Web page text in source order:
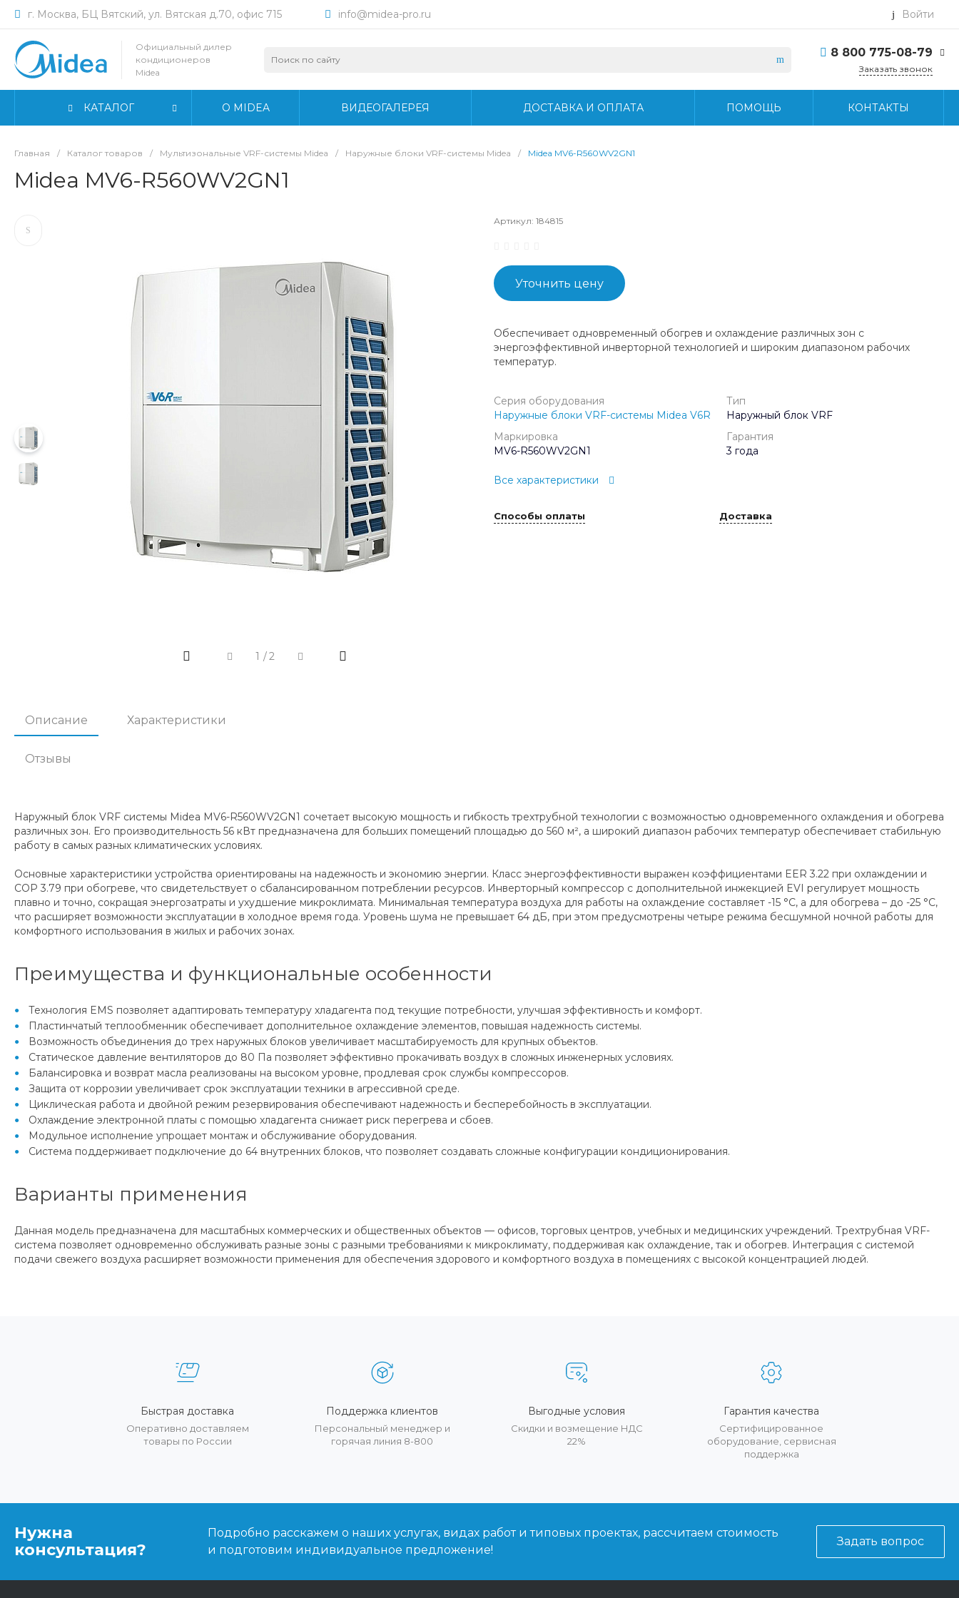
г. Москва, БЦ Вятский, ул. Вятская д.70, офис 715 info@midea-pro.ru Войти
Официальный дилер
кондиционеров
Midea
8 800 775-08-79
г. Москва, БЦ Вятский,
Заказать звонок
КАТАЛОГ О MIDEA ВИДЕОГАЛЕРЕЯ ДОСТАВКА И ОПЛАТА ПОМОЩЬ КОНТАКТЫ
Главная / Каталог товаров / Мультизональные VRF-системы Midea / Наружные блоки VRF-системы Midea / Midea MV6-R560WV2GN1
Midea MV6-R560WV2GN1
1 /2
Артикул: 184815
Уточнить цену
Обеспечивает одновременный обогрев и охлаждение различных зон с
энергоэффективной инверторной технологией и широким диапазоном рабочих
температур.
Серия оборудования
Наружные блоки VRF-системы Midea V6R
Тип
Наружный блок VRF
Маркировка
MV6-R560WV2GN1
Гарантия
3 года
Все характеристики
Способы оплаты Доставка
Описание Характеристики
Отзывы
Наружный блок VRF системы Midea MV6-R560WV2GN1 сочетает высокую мощность и гибкость трехтрубной технологии с возможностью одновременного охлаждения и обогрева
различных зон. Его производительность 56 кВт предназначена для больших помещений площадью до 560 м², а широкий диапазон рабочих температур обеспечивает стабильную
работу в самых разных климатических условиях.
Основные характеристики устройства ориентированы на надежность и экономию энергии. Класс энергоэффективности выражен коэффициентами EER 3.22 при охлаждении и
COP 3.79 при обогреве, что свидетельствует о сбалансированном потреблении ресурсов. Инверторный компрессор с дополнительной инжекцией EVI регулирует мощность
плавно и точно, сокращая энергозатраты и ухудшение микроклимата. Минимальная температура воздуха для работы на охлаждение составляет -15 °C, а для обогрева – до -25 °C,
что расширяет возможности эксплуатации в холодное время года. Уровень шума не превышает 64 дБ, при этом предусмотрены четыре режима бесшумной ночной работы для
комфортного использования в жилых и рабочих зонах.
Преимущества и функциональные особенности
Технология EMS позволяет адаптировать температуру хладагента под текущие потребности, улучшая эффективность и комфорт.
Пластинчатый теплообменник обеспечивает дополнительное охлаждение элементов, повышая надежность системы.
Возможность объединения до трех наружных блоков увеличивает масштабируемость для крупных объектов.
Статическое давление вентиляторов до 80 Па позволяет эффективно прокачивать воздух в сложных инженерных условиях.
Балансировка и возврат масла реализованы на высоком уровне, продлевая срок службы компрессоров.
Защита от коррозии увеличивает срок эксплуатации техники в агрессивной среде.
Циклическая работа и двойной режим резервирования обеспечивают надежность и бесперебойность в эксплуатации.
Охлаждение электронной платы с помощью хладагента снижает риск перегрева и сбоев.
Модульное исполнение упрощает монтаж и обслуживание оборудования.
Система поддерживает подключение до 64 внутренних блоков, что позволяет создавать сложные конфигурации кондиционирования.
Варианты применения
Данная модель предназначена для масштабных коммерческих и общественных объектов — офисов, торговых центров, учебных и медицинских учреждений. Трехтрубная VRF-
система позволяет одновременно обслуживать разные зоны с разными требованиями к микроклимату, поддерживая как охлаждение, так и обогрев. Интеграция с системой
подачи свежего воздуха расширяет возможности применения для обеспечения здорового и комфортного воздуха в помещениях с высокой концентрацией людей.
Быстрая доставка
Оперативно доставляем
товары по России
Поддержка клиентов
Персональный менеджер и
горячая линия 8-800
Выгодные условия
Скидки и возмещение НДС
22%
Гарантия качества
Сертифицированное
оборудование, сервисная
поддержка
Нужна
консультация?
Подробно расскажем о наших услугах, видах работ и типовых проектах, рассчитаем стоимость
и подготовим индивидуальное предложение!
Задать вопрос